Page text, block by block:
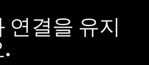
연결을 유지